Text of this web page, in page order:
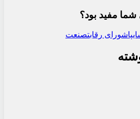
مفید بود؟
شورای رقابتصنعت